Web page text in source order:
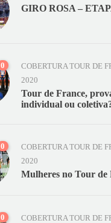
GIRO ROSA –
0
COBERTURA TOUR DE
2020
Tour de France,
individual ou
0
COBERTURA TOUR DE
2020
Mulheres no Tour de
0
COBERTURA TOUR DE